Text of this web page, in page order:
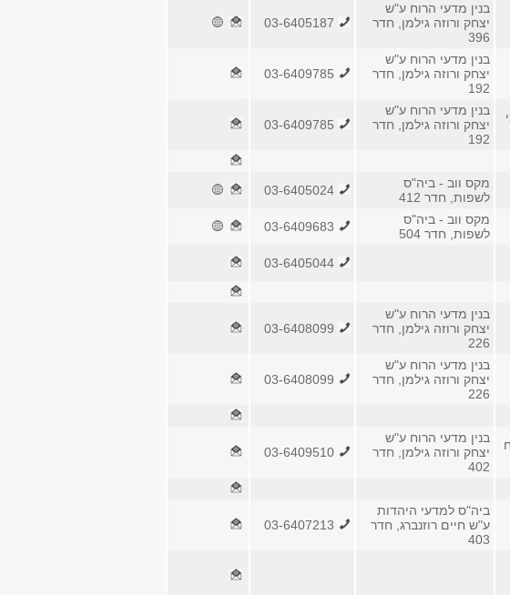
בנין מדעי הרוח ע"ש
יצחק ורוזה גילמן, חדר
396
בנין מדעי הרוח ע"ש
יצחק ורוזה גילמן, חדר
192
בנין מדעי הרוח ע"ש
יצחק ורוזה גילמן, חדר
192
מקס ווב - ביה"ס
לשפות, חדר 412
מקס ווב - ביה"ס
לשפות, חדר 504
בנין מדעי הרוח ע"ש
יצחק ורוזה גילמן, חדר
226
בנין מדעי הרוח ע"ש
יצחק ורוזה גילמן, חדר
226
בנין מדעי הרוח ע"ש
יצחק ורוזה גילמן, חדר
402
ביה"ס למדעי היהדות
ע"ש חיים רוזנברג, חדר
403